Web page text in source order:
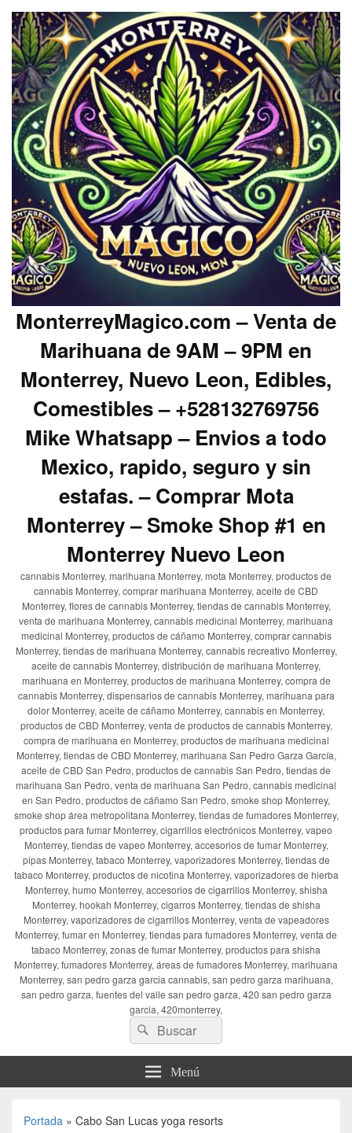
MonterreyMagico.com – Venta de
Marihuana de 9AM – 9PM en
Monterrey, Nuevo Leon, Edibles,
Comestibles – +528132769756
Mike Whatsapp – Envios a todo
Mexico, rapido, seguro y sin
estafas. – Comprar Mota
Monterrey – Smoke Shop #1 en
Monterrey Nuevo Leon
cannabis Monterrey, marihuana Monterrey, mota Monterrey, productos de
cannabis Monterrey, comprar marihuana Monterrey, aceite de CBD
Monterrey, flores de cannabis Monterrey, tiendas de cannabis Monterrey,
venta de marihuana Monterrey, cannabis medicinal Monterrey, marihuana
medicinal Monterrey, productos de cáñamo Monterrey, comprar cannabis
Monterrey, tiendas de marihuana Monterrey, cannabis recreativo Monterrey,
aceite de cannabis Monterrey, distribución de marihuana Monterrey,
marihuana en Monterrey, productos de marihuana Monterrey, compra de
cannabis Monterrey, dispensarios de cannabis Monterrey, marihuana para
dolor Monterrey, aceite de cáñamo Monterrey, cannabis en Monterrey,
productos de CBD Monterrey, venta de productos de cannabis Monterrey,
compra de marihuana en Monterrey, productos de marihuana medicinal
Monterrey, tiendas de CBD Monterrey, marihuana San Pedro Garza García,
aceite de CBD San Pedro, productos de cannabis San Pedro, tiendas de
marihuana San Pedro, venta de marihuana San Pedro, cannabis medicinal
en San Pedro, productos de cáñamo San Pedro, smoke shop Monterrey,
smoke shop área metropolitana Monterrey, tiendas de fumadores Monterrey,
productos para fumar Monterrey, cigarrillos electrónicos Monterrey, vapeo
Monterrey, tiendas de vapeo Monterrey, accesorios de fumar Monterrey,
pipas Monterrey, tabaco Monterrey, vaporizadores Monterrey, tiendas de
tabaco Monterrey, productos de nicotina Monterrey, vaporizadores de hierba
Monterrey, humo Monterrey, accesorios de cigarrillos Monterrey, shisha
Monterrey, hookah Monterrey, cigarros Monterrey, tiendas de shisha
Monterrey, vaporizadores de cigarrillos Monterrey, venta de vapeadores
Monterrey, fumar en Monterrey, tiendas para fumadores Monterrey, venta de
tabaco Monterrey, zonas de fumar Monterrey, productos para shisha
Monterrey, fumadores Monterrey, áreas de fumadores Monterrey, marihuana
Monterrey, san pedro garza garcia cannabis, san pedro garza marihuana,
san pedro garza, fuentes del valle san pedro garza, 420 san pedro garza
garcia, 420monterrey,
Buscar
por:
Buscar
Menú
Portada » Cabo San Lucas yoga resorts